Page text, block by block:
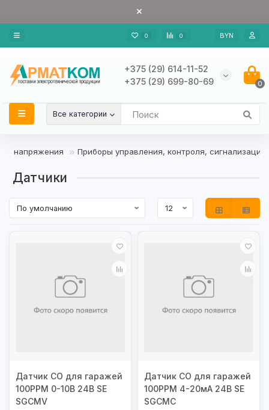
0 0 BYN
+375 (29) 614-11-52
+375 (29) 699-80-69
0
Все категории
напряжения Приборы управления, контроля, сигнализации
Датчики
Датчик CO для гаражей
100PPM 0-10В 24В SE
SGCMV
Датчик CO для гаражей
100PPM 4-20мА 24В SE
SGCMC